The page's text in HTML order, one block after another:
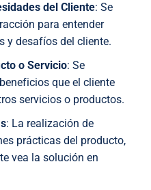
del Cliente: Se
para entender
y desafíos del cliente.
o Servicio: Se
que el cliente
servicios o productos.
: La realización de
prácticas del producto,
vea la solución en